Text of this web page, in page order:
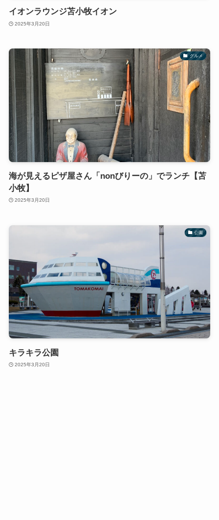
イオンラウンジ苫小牧イオン
2025年3月20日
グルメ
海が見えるピザ屋さん「nonびりーの」でランチ【苫
小牧】
2025年3月20日
公園
キラキラ公園
2025年3月20日